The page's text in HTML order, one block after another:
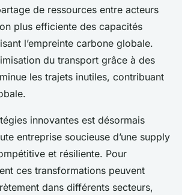
de ressources entre acteurs
plus efficiente des capacités
l’empreinte carbone globale.
du transport grâce à des
les trajets inutiles, contribuant
innovantes est désormais
entreprise soucieuse d’une supply
et résiliente. Pour
ces transformations peuvent
dans différents secteurs,